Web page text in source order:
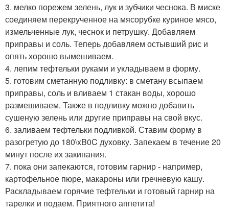
3. мелко порежем зелень, лук и зубчики чеснока. В миске
соединяем перекрученное на мясорубке куриное мясо,
измельченные лук, чеснок и петрушку. Добавляем
приправы и соль. Теперь добавляем остывший рис и
опять хорошо вымешиваем.
4. лепим тефтельки руками и укладываем в форму.
5. готовим сметанную подливку: в сметану всыпаем
приправы, соль и вливаем 1 стакан воды, хорошо
размешиваем. Также в подливку можно добавить
сушеную зелень или другие приправы на свой вкус.
6. заливаем тефтельки подливкой. Ставим форму в
разогретую до 180\xB0C духовку. Запекаем в течение 20
минут после их закипания.
7. пока они запекаются, готовим гарнир - например,
картофельное пюре, макароны или гречневую кашу.
Раскладываем горячие тефтельки и готовый гарнир на
тарелки и подаем. Приятного аппетита!